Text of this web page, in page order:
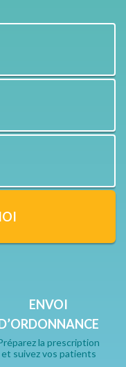
ENVOI
la prescription
et suivez vos patients